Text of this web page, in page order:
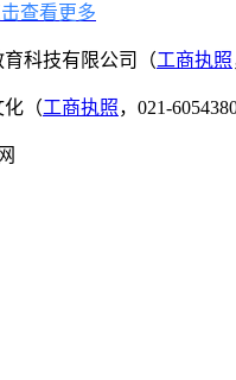
查看更多
科技有限公司（工商执照
（工商执照，021-